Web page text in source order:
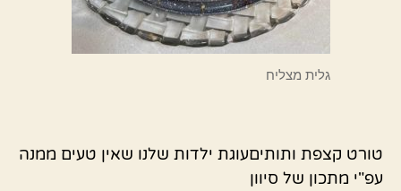
גלית מצליח
טורט קצפת ותותיםעוגת ילדות שלנו שאין טעים ממנה
עפ"י מתכון של סיוון